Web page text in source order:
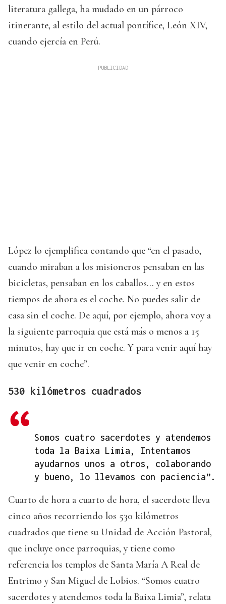
literatura gallega, ha mudado en un párroco
itinerante, al estilo del actual pontífice, León XIV,
cuando ejercía en Perú.
López lo ejemplifica contando que “en el pasado,
cuando miraban a los misioneros pensaban en las
bicicletas, pensaban en los caballos... y en estos
tiempos de ahora es el coche. No puedes salir de
casa sin el coche. De aquí, por ejemplo, ahora voy a
la siguiente parroquia que está más o menos a 15
minutos, hay que ir en coche. Y para venir aquí hay
que venir en coche”.
530 kilómetros cuadrados
Somos cuatro sacerdotes y atendemos
toda la Baixa Limia, Intentamos
ayudarnos unos a otros, colaborando
y bueno, lo llevamos con paciencia”.
Cuarto de hora a cuarto de hora, el sacerdote lleva
cinco años recorriendo los 530 kilómetros
cuadrados que tiene su Unidad de Acción Pastoral,
que incluye once parroquias, y tiene como
referencia los templos de Santa María A Real de
Entrimo y San Miguel de Lobios. “Somos cuatro
sacerdotes y atendemos toda la Baixa Limia”, relata